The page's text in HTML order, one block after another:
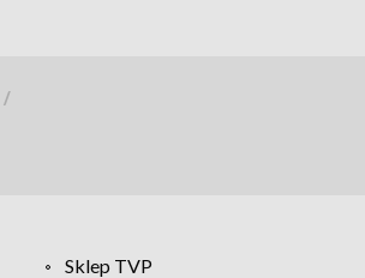
/
Sklep TVP